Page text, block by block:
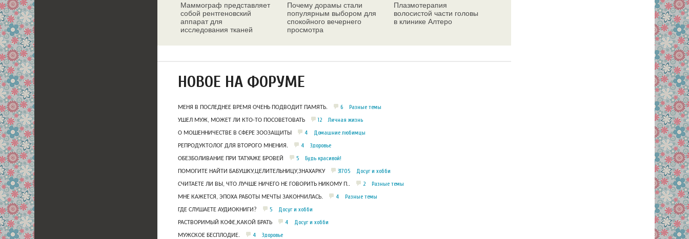
Маммограф представляет
собой рентгеновский
аппарат для
исследования тканей
Почему дорамы стали
популярным выбором для
спокойного вечернего
просмотра
Плазмотерапия
волосистой части головы
в клинике Алтеро
НОВОЕ НА ФОРУМЕ
МЕНЯ В ПОСЛЕДНЕЕ ВРЕМЯ ОЧЕНЬ ПОДВОДИТ ПАМЯТЬ. 6 Разные темы
УШЕЛ МУЖ, МОЖЕТ ЛИ КТО-ТО ПОСОВЕТОВАТЬ 12 Личная жизнь
О МОШЕННИЧЕСТВЕ В СФЕРЕ ЗООЗАЩИТЫ 4 Домашние любимцы
РЕПРОДУКТОЛОГ ДЛЯ ВТОРОГО МНЕНИЯ. 4 Здоровье
ОБЕЗБОЛИВАНИЕ ПРИ ТАТУАЖЕ БРОВЕЙ 5 Будь красивой!
ПОМОГИТЕ НАЙТИ БАБУШКУ,ЦЕЛИТЕЛЬНИЦУ,ЗНАХАРКУ 31705 Досуг и хобби
СЧИТАЕТЕ ЛИ ВЫ, ЧТО ЛУЧШЕ НИЧЕГО НЕ ГОВОРИТЬ НИКОМУ П.. 2 Разные темы
МНЕ КАЖЕТСЯ, ЭПОХА РАБОТЫ МЕЧТЫ ЗАКОНЧИЛАСЬ. 4 Разные темы
ГДЕ СЛУШАЕТЕ АУДИОКНИГИ? 5 Досуг и хобби
РАСТВОРИМЫЙ КОФЕ,КАКОЙ БРАТЬ 4 Досуг и хобби
МУЖСКОЕ БЕСПЛОДИЕ. 4 Здоровье